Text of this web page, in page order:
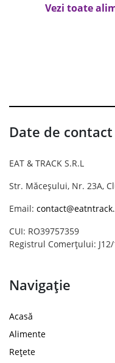
Vezi toate
Date de contact
EAT & TRACK S.R.L
Str. Măceșului, Nr. 23A,
Email:
CUI: RO39757359
Registrul Comerțului: J12/
Navigație
Acasă
Alimente
Rețete